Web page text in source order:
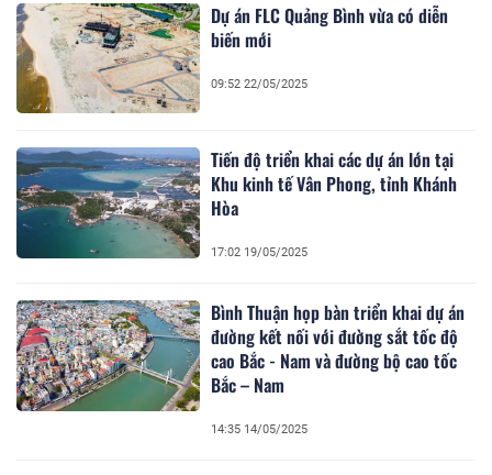
Dự án FLC Quảng Bình vừa có diễn
biến mới
09:52 22/05/2025
Tiến độ triển khai các dự án lớn tại
Khu kinh tế Vân Phong, tỉnh Khánh
Hòa
17:02 19/05/2025
Bình Thuận họp bàn triển khai dự án
đường kết nối với đường sắt tốc độ
cao Bắc - Nam và đường bộ cao tốc
Bắc – Nam
14:35 14/05/2025